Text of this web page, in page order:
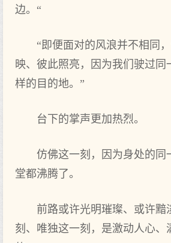
边。“
“即便面对的风浪并不相同
映、彼此照亮，因为我们驶过同
样的目的地。”
台下的掌声更加热烈。
仿佛这一刻，因为身处的同
堂都沸腾了。
前路或许光明璀璨、或许黯
刻、唯独这一刻，是激动人心、